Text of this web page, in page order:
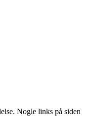
Nogle links på siden